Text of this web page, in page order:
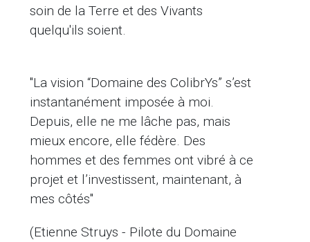
soin de la Terre et des Vivants
quelqu'ils soient.
"La vision “Domaine des ColibrYs” s’est
instantanément imposée à moi.
Depuis, elle ne me lâche pas, mais
mieux encore, elle fédère. Des
hommes et des femmes ont vibré à ce
projet et l’investissent, maintenant, à
mes côtés"
(Etienne Struys - Pilote du Domaine